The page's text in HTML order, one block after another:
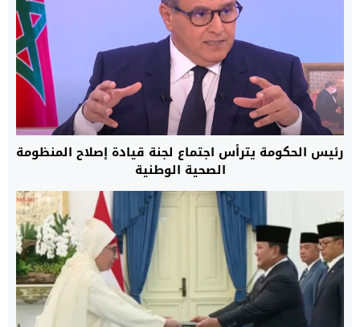
رئيس الحكومة يترأس اجتماع لجنة قيادة إصلاح المنظومة
الصحية الوطنية